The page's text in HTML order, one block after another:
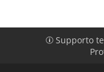
p Supporto